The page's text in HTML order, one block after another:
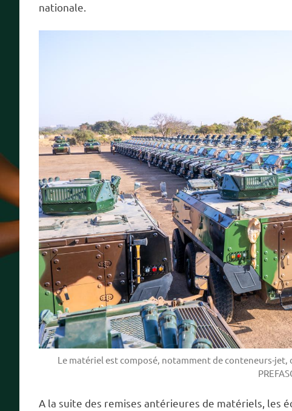
nationale.
Le matériel est composé, notamment de conteneurs-jet,
A la suite des remises antérieures de matériels, les